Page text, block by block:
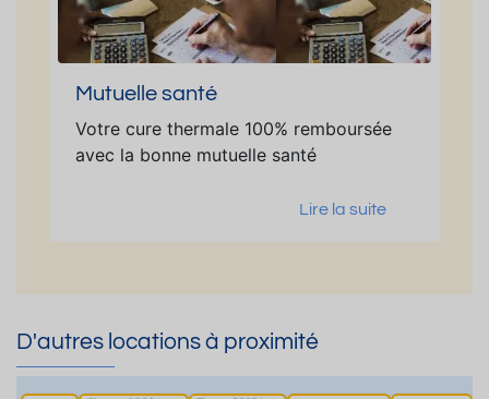
Mutuelle santé
Votre cure thermale 100% remboursée
avec la bonne mutuelle santé
Lire la suite
D'autres locations à proximité